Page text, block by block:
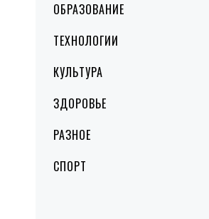
ОБРАЗОВАНИЕ
ТЕХНОЛОГИИ
КУЛЬТУРА
ЗДОРОВЬЕ
РАЗНОЕ
СПОРТ